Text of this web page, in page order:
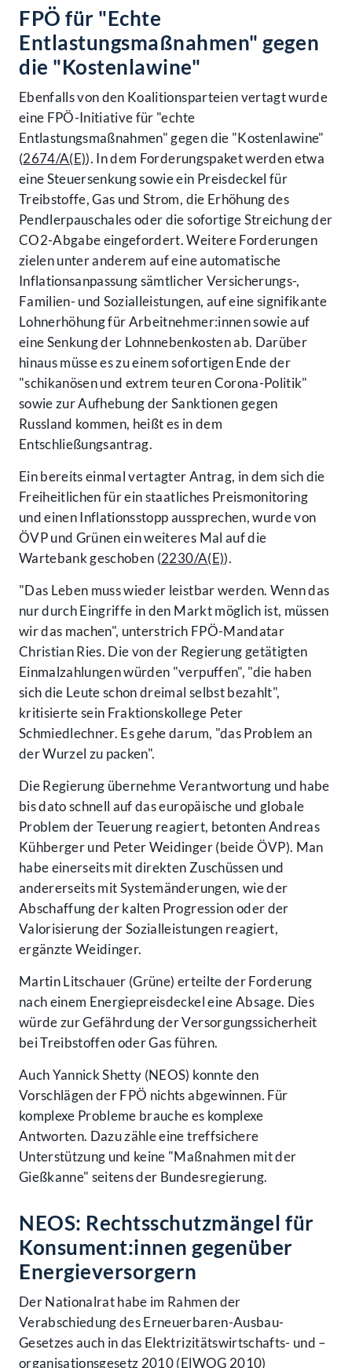
FPÖ für "Echte
Entlastungsmaßnahmen" gegen
die "Kostenlawine"
Ebenfalls von den Koalitionsparteien vertagt wurde
eine FPÖ-Initiative für "echte
Entlastungsmaßnahmen" gegen die "Kostenlawine"
(2674/A(E)). In dem Forderungspaket werden etwa
eine Steuersenkung sowie ein Preisdeckel für
Treibstoffe, Gas und Strom, die Erhöhung des
Pendlerpauschales oder die sofortige Streichung der
CO2-Abgabe eingefordert. Weitere Forderungen
zielen unter anderem auf eine automatische
Inflationsanpassung sämtlicher Versicherungs-,
Familien- und Sozialleistungen, auf eine signifikante
Lohnerhöhung für Arbeitnehmer:innen sowie auf
eine Senkung der Lohnnebenkosten ab. Darüber
hinaus müsse es zu einem sofortigen Ende der
"schikanösen und extrem teuren Corona-Politik"
sowie zur Aufhebung der Sanktionen gegen
Russland kommen, heißt es in dem
Entschließungsantrag.
Ein bereits einmal vertagter Antrag, in dem sich die
Freiheitlichen für ein staatliches Preismonitoring
und einen Inflationsstopp aussprechen, wurde von
ÖVP und Grünen ein weiteres Mal auf die
Wartebank geschoben (2230/A(E)).
"Das Leben muss wieder leistbar werden. Wenn das
nur durch Eingriffe in den Markt möglich ist, müssen
wir das machen", unterstrich FPÖ-Mandatar
Christian Ries. Die von der Regierung getätigten
Einmalzahlungen würden "verpuffen", "die haben
sich die Leute schon dreimal selbst bezahlt",
kritisierte sein Fraktionskollege Peter
Schmiedlechner. Es gehe darum, "das Problem an
der Wurzel zu packen".
Die Regierung übernehme Verantwortung und habe
bis dato schnell auf das europäische und globale
Problem der Teuerung reagiert, betonten Andreas
Kühberger und Peter Weidinger (beide ÖVP). Man
habe einerseits mit direkten Zuschüssen und
andererseits mit Systemänderungen, wie der
Abschaffung der kalten Progression oder der
Valorisierung der Sozialleistungen reagiert,
ergänzte Weidinger.
Martin Litschauer (Grüne) erteilte der Forderung
nach einem Energiepreisdeckel eine Absage. Dies
würde zur Gefährdung der Versorgungssicherheit
bei Treibstoffen oder Gas führen.
Auch Yannick Shetty (NEOS) konnte den
Vorschlägen der FPÖ nichts abgewinnen. Für
komplexe Probleme brauche es komplexe
Antworten. Dazu zähle eine treffsichere
Unterstützung und keine "Maßnahmen mit der
Gießkanne" seitens der Bundesregierung.
NEOS: Rechtsschutzmängel für
Konsument:innen gegenüber
Energieversorgern
Der Nationalrat habe im Rahmen der
Verabschiedung des Erneuerbaren-Ausbau-
Gesetzes auch in das Elektrizitätswirtschafts- und –
organisationsgesetz 2010 (ElWOG 2010)